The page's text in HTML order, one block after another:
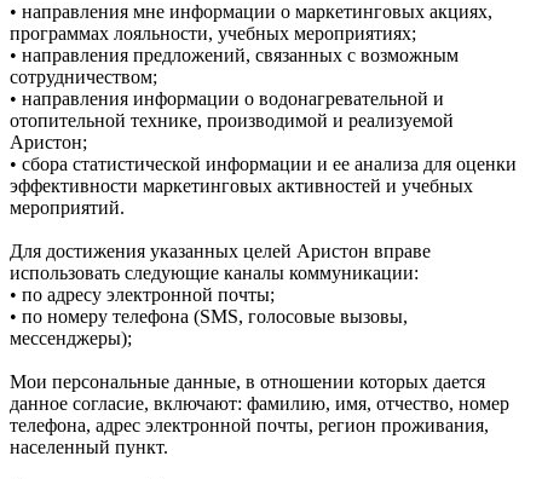
• направления мне информации о маркетинговых акциях,
программах лояльности, учебных мероприятиях;
• направления предложений, связанных с возможным
сотрудничеством;
• направления информации о водонагревательной и
отопительной технике, производимой и реализуемой
Аристон;
• сбора статистической информации и ее анализа для оценки
эффективности маркетинговых активностей и учебных
мероприятий.
Для достижения указанных целей Аристон вправе
использовать следующие каналы коммуникации:
• по адресу электронной почты;
• по номеру телефона (SMS, голосовые вызовы,
мессенджеры);
Мои персональные данные, в отношении которых дается
данное согласие, включают: фамилию, имя, отчество, номер
телефона, адрес электронной почты, регион проживания,
населенный пункт.